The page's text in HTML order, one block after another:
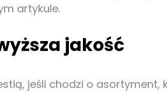
artykule.
jakość
jeśli chodzi o